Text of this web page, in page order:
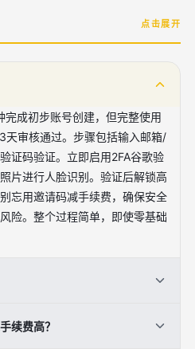
点击展开
完成初步账号创建，但完整使用
天审核通过。步骤包括输入邮箱/
证码验证。立即启用2FA谷歌验
片进行人脸识别。验证后解锁高
忘用邀请码减手续费，确保安全
险。整个过程简单，即使零基础
其他钱包转入，小额测试确认
续费高？